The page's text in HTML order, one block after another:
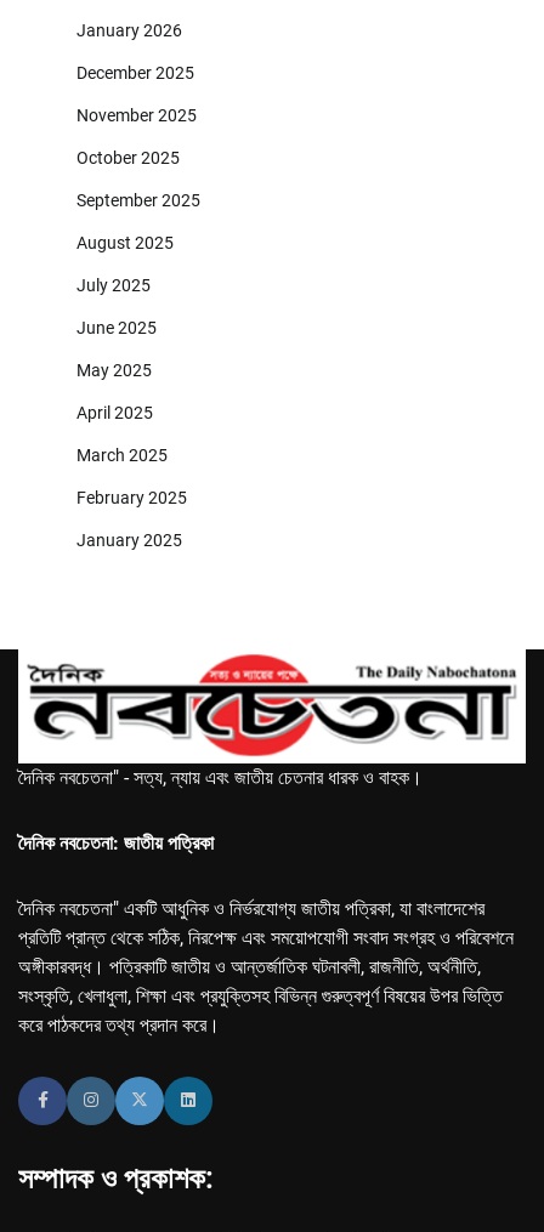
January 2026
December 2025
November 2025
October 2025
September 2025
August 2025
July 2025
June 2025
May 2025
April 2025
March 2025
February 2025
January 2025
দৈনিক নবচেতনা" - সত্য, ন্যায় এবং জাতীয় চেতনার ধারক ও বাহক।
দৈনিক নবচেতনা: জাতীয় পত্রিকা
দৈনিক নবচেতনা" একটি আধুনিক ও নির্ভরযোগ্য জাতীয় পত্রিকা, যা বাংলাদেশের
প্রতিটি প্রান্ত থেকে সঠিক, নিরপেক্ষ এবং সময়োপযোগী সংবাদ সংগ্রহ ও পরিবেশনে
অঙ্গীকারবদ্ধ। পত্রিকাটি জাতীয় ও আন্তর্জাতিক ঘটনাবলী, রাজনীতি, অর্থনীতি,
সংস্কৃতি, খেলাধুলা, শিক্ষা এবং প্রযুক্তিসহ বিভিন্ন গুরুত্বপূর্ণ বিষয়ের উপর ভিত্তি
করে পাঠকদের তথ্য প্রদান করে।
সম্পাদক ও প্রকাশক: